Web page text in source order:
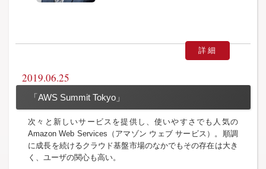
詳細
2019.06.25
「AWS Summit Tokyo」
次々と新しいサービスを提供し、使いやすさでも人気の
Amazon Web Services（アマゾン ウェブ サービス）。順調
に成長を続けるクラウド基盤市場のなかでもその存在は大き
く、ユーザの関心も高い。